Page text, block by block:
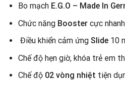
Bo mạch E.G.O – Made In
Chức năngBoostercực
Điều khiển cảm ứng Slide 10
Chế độ hẹn giờ, khóa trẻ em
Chế độ 02 vòng nhiệt tiện